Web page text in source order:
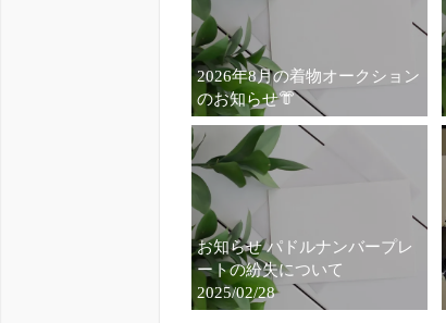
2026年8月の着物オークション
のお知らせ👘
お知らせ パドルナンバープレ
ートの紛失について
2025/02/28